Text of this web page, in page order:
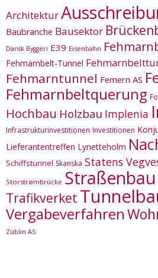
Architektur
Baubranche Bausektor
Dansk Byggeri E39 Eisenbahn
Fehmarnbelt-Tunnel
Fehmarntunnel Femern AS
Fehmarnbeltquerung
Hochbau Holzbau Implenia
Infrastrukturinvestitionen Investitionen
Lieferantentreffen Lynetteholm
Schiffstunnel Skanska Statens
Storstrømbrücke Straßenbau
Trafikverket
Vergabeverfahren
Züblin AS